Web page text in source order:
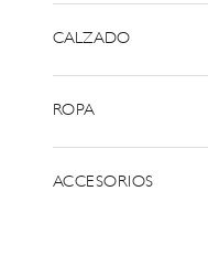
CALZADO
ROPA
ACCESORIOS